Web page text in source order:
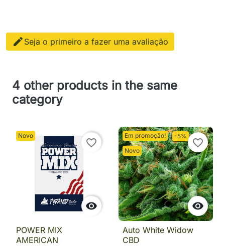
 Seja o primeiro a fazer uma avaliação
4 other products in the same
category
Novo

favorite_border
POWER MIX
AMERICAN
Em promoção!
-5%
Novo

favorite_border
Auto White Widow
CBD